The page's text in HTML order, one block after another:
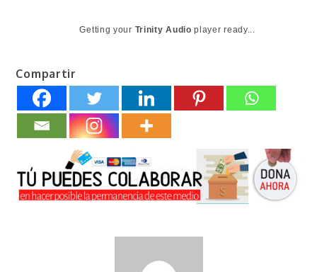
Getting your Trinity Audio player ready...
Compartir